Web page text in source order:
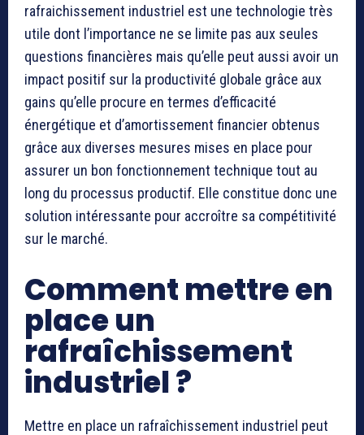
rafraichissement industriel est une technologie très
utile dont l’importance ne se limite pas aux seules
questions financières mais qu’elle peut aussi avoir un
impact positif sur la productivité globale grâce aux
gains qu’elle procure en termes d’efficacité
énergétique et d’amortissement financier obtenus
grâce aux diverses mesures mises en place pour
assurer un bon fonctionnement technique tout au
long du processus productif. Elle constitue donc une
solution intéressante pour accroître sa compétitivité
sur le marché.
Comment mettre en
place un
rafraîchissement
industriel ?
Mettre en place un rafraîchissement industriel peut